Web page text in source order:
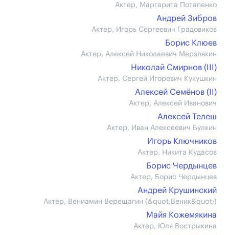
Актер, Маргарита Потапенко
Андрей Зибров
Актер, Игорь Сергеевич Градовиков
Борис Клюев
Актер, Алексей Николаевич Мерзлякин
Николай Смирнов (III)
Актер, Сергей Игоревич Кукушкин
Алексей Семёнов (II)
Актер, Алексей Иванович
Алексей Телеш
Актер, Иван Алексеевич Булкин
Игорь Ключников
Актер, Никита Кудасов
Борис Чердынцев
Актер, Борис Чердынцев
Андрей Крушинский
Актер, Вениамин Верещагин (&quot;Веник&quot;)
Майя Кожемякина
Актер, Юля Вострыкина